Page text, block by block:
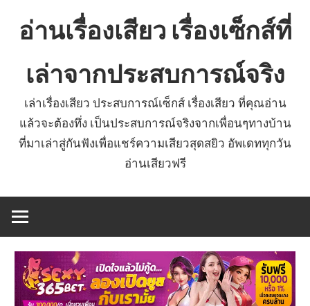
อ่านเรื่องเสียว เรื่องเซ็กส์ที่
เล่าจากประสบการณ์จริง
เล่าเรื่องเสียว ประสบการณ์เซ็กส์ เรื่องเสียว ที่คุณอ่าน
แล้วจะต้องทึ่ง เป็นประสบการณ์จริงจากเพื่อนๆทางบ้าน
ที่มาเล่าสู่กันฟังเพื่อแชร์ความเสียวสุดสยิว อัพเดททุกวัน
อ่านเสียวฟรี